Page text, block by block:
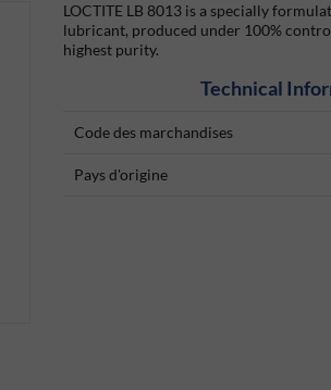
LOCTITE LB 8013 is a specially
lubricant, produced under 100%
highest purity.
Technical
Code des marchandises
Pays d'origine